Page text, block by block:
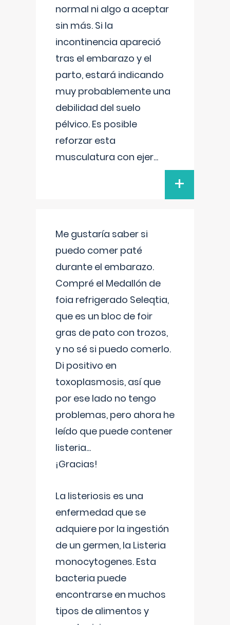
normal ni algo a aceptar
sin más. Si la
incontinencia apareció
tras el embarazo y el
parto, estará indicando
muy probablemente una
debilidad del suelo
pélvico. Es posible
reforzar esta
musculatura con ejer...
+
Me gustaría saber si
puedo comer paté
durante el embarazo.
Compré el Medallón de
foia refrigerado Seleqtia,
que es un bloc de foir
gras de pato con trozos,
y no sé si puedo comerlo.
Di positivo en
toxoplasmosis, así que
por ese lado no tengo
problemas, pero ahora he
leído que puede contener
listeria...
¡Gracias!
La listeriosis es una
enfermedad que se
adquiere por la ingestión
de un germen, la Listeria
monocytogenes. Esta
bacteria puede
encontrarse en muchos
tipos de alimentos y